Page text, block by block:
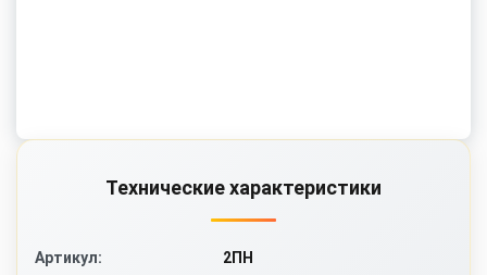
Технические характеристики
Артикул: 2ПН